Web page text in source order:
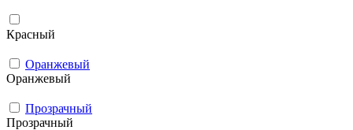
Красный
Оранжевый
Оранжевый
Прозрачный
Прозрачный